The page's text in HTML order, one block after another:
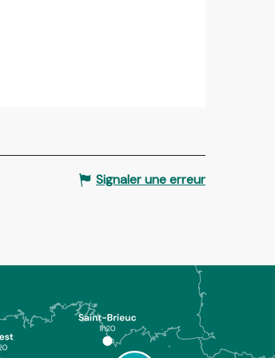
Signaler une erreur